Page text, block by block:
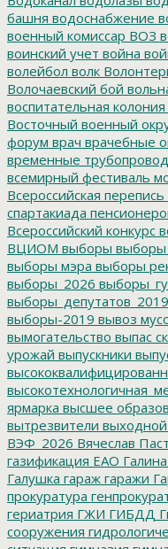
башня водоснабжение
военный комиссар ВОЗ
воинский учет война
волейбол волк
Волочаевский бой
воспитательная колония
Восточный военный
форум врач врачебные
временные
всемирный фестиваль
Всероссийская
спартакиада
Всероссийский конкурс
ВЦИОМ выборы выборы
выборы мэра выборы
выборы_2026
выборы_депутатов_2019
выборы-2019 вывоз
вымогательство выпас
урожай выпускники
ярмарка высшее
вытрезвители выходной
ВЭФ_2026 Вячеслав
газификация ЕАО
Галушка гараж гаражи
прокуратура
гериатрия ГЖИ ГИБДД
сооружения